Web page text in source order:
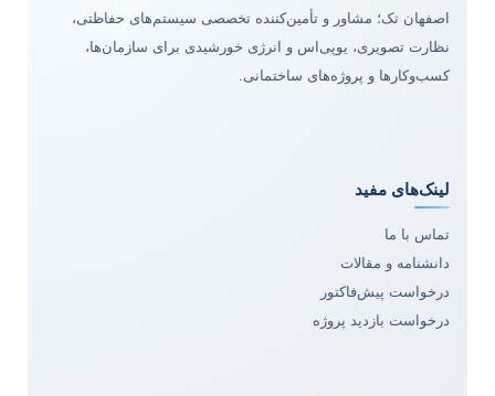
اصفهان تک؛ مشاور و تأمین‌کننده تخصصی سیستم‌های حفاظتی،
نظارت تصویری، یوپی‌اس و انرژی خورشیدی برای سازمان‌ها،
کسب‌وکارها و پروژه‌های ساختمانی.
لینک‌های مفید
تماس با ما
دانشنامه و مقالات
درخواست پیش‌فاکتور
درخواست بازدید پروژه